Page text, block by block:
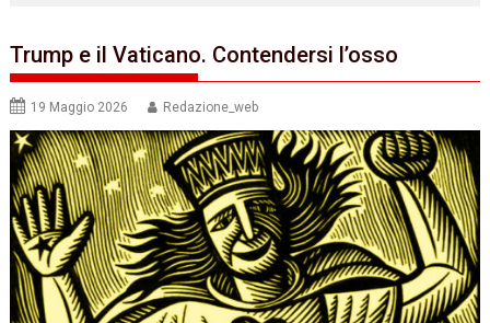
Trump e il Vaticano. Contendersi l’osso
19 Maggio 2026 Redazione_web